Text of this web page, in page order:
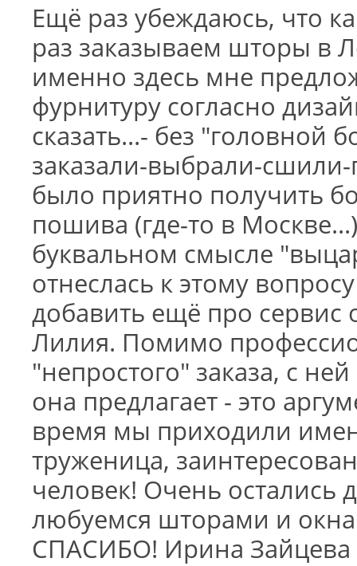
Ещё раз убеждаюсь, что
раз заказываем шторы в
именно здесь мне
фурнитуру согласно
сказать...- без
заказали-выбрали-
было приятно получить
пошива (где-то в
буквальном смысле
отнеслась к этому
добавить ещё про сервис
Лилия. Помимо
"непростого" заказа, с
она предлагает - это
время мы приходили
труженица,
человек! Очень остались
любуемся шторами и
СПАСИБО! Ирина Зайцева